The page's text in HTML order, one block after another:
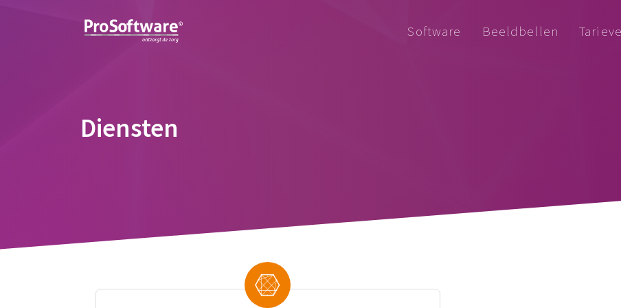
Software Beeldbellen
Diensten